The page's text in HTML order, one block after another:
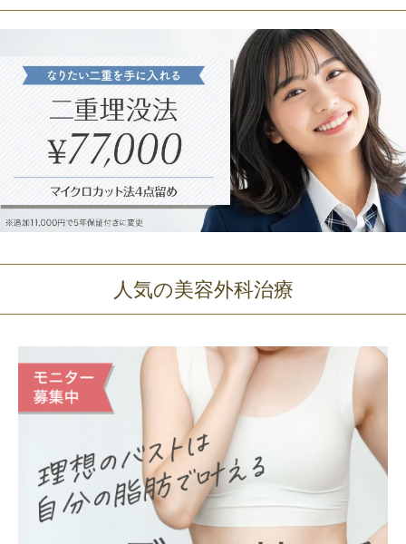
人気の美容外科治療